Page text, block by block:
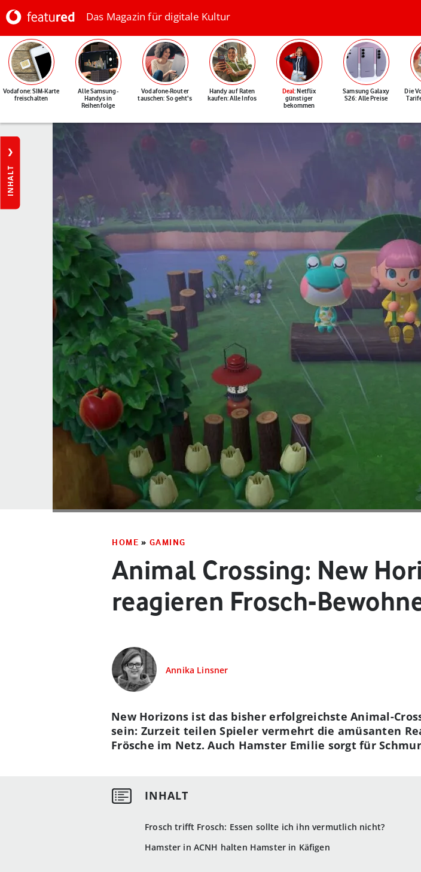
Das Magazin für digitale Kultur
Vodafone: SIM-Karte
freischalten
Alle Samsung-
Handys in
Reihenfolge
Vodafone-Router
tauschen: So geht's
Handy auf Raten
kaufen: Alle Infos
Deal: Netflix
günstiger
bekommen
Samsung Galaxy
S26: Alle Preise
Die
INHALT
HOME » GAMING
Animal Crossing: New
reagieren Frosch-
Annika Linsner
Frosch trifft Frosch: Essen sollte ich ihn vermutlich nicht?
Hamster in ACNH halten Hamster in Käfigen
New Horizons ist das bisher erfolgreichste Animal-
sein: Zurzeit teilen Spieler vermehrt die amüsanten
Frösche im Netz. Auch Hamster Emilie sorgt für